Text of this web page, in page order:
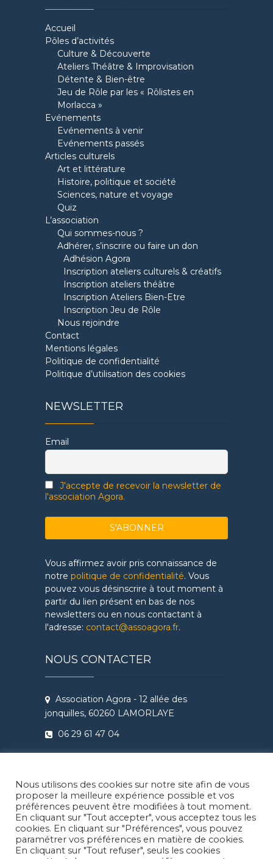
Accueil
Pôles d’activités
Culture & Découverte
Ateliers Théâtre & Improvisation
Détente & Bien-être
Jeu de Rôle par les « Rôlistes en
Morlacca »
Evénements
Evénements à venir
Evénements passés
Articles culturels
Art et littérature
Histoire, politique et société
Sciences, nature et voyage
Quiz
L’association
Qui sommes-nous ?
Adhérer, s’inscrire ou faire un don
Adhésion Agora
Inscription ateliers culturels & créatifs
Inscription ateliers théâtre
Inscription Ateliers Bien-Etre
Inscription Jeu de Rôle
Nous rejoindre
Contact
Mentions légales
Politique de confidentialité
Politique d’utilisation des cookies
NEWSLETTER
Email
J'accepte de recevoir la newsletter de
l'association Agora.
Vous affirmez avoir pris connaissance de
notre politique de confidentialité. Vous
pouvez vous désinscrire à tout moment à
partir du lien présent en bas de nos
newsletters ou en nous contactant à
l'adresse: contact@assoagora.fr.
NOUS CONTACTER
Association Agora - 12 allée des
jonquilles, 60260 LAMORLAYE
06 29 61 47 04
Règlement intérieur Agora - Ateliers
Théâtre & Cinéma
FacebookInstragramLinkedIn
Nous utilisons des cookies sur notre site afin de vous
proposer la meilleure expérience possible et vos
préférences peuvent être modifiées à tout moment.
En cliquant sur "Tout accepter", vous acceptez tous les
cookies. En cliquant sur "Préférences", vous pouvez
paramétrer vos préférences en matière de cookies.
En cliquant sur "Tout refuser", seuls les cookies